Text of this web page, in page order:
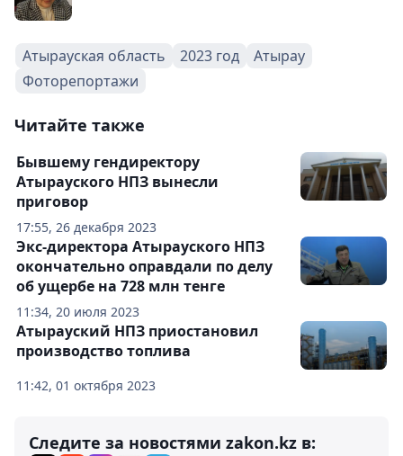
Атырауская область 2023 год
Атырау
Фоторепортажи
Читайте также
17:55, 26 декабря 2023
Бывшему гендиректору
Атырауского НПЗ вынесли
приговор
11:34, 20 июля 2023
Экс-директора Атырауского НПЗ
окончательно оправдали по делу
об ущербе на 728 млн тенге
11:42, 01 октября 2023
Атырауский НПЗ приостановил
производство топлива
Следите за новостями zakon.kz в: